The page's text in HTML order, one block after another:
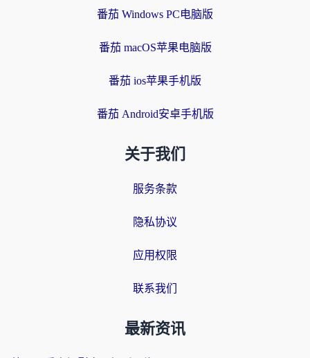
番茄 Windows PC电脑版
番茄 macOS苹果电脑版
番茄 ios苹果手机版
番茄 Android安卓手机版
关于我们
服务条款
隐私协议
应用权限
联系我们
最新资讯